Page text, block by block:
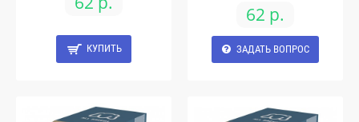
КУПИТЬ
62 р.
ЗАДАТЬ ВОПРОС